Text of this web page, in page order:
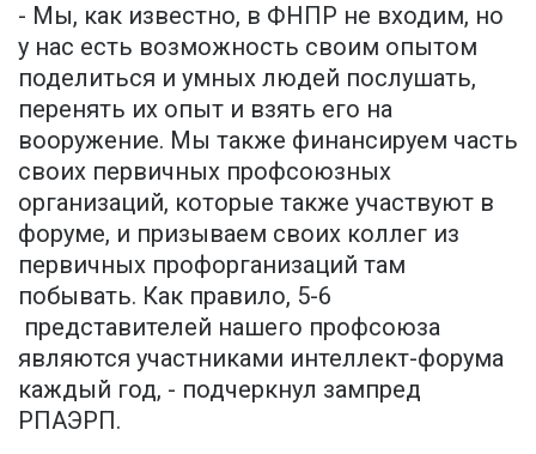
- Мы, как известно, в ФНПР не входим, но
у нас есть возможность своим опытом
поделиться и умных людей послушать,
перенять их опыт и взять его на
вооружение. Мы также финансируем часть
своих первичных профсоюзных
организаций, которые также участвуют в
форуме, и призываем своих коллег из
первичных профорганизаций там
побывать. Как правило, 5-6
представителей нашего профсоюза
являются участниками интеллект-форума
каждый год, - подчеркнул зампред
РПАЭРП.